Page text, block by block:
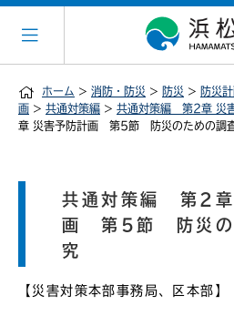
ホーム > 消防・防災 > 防災 > 防災
画 > 共通対策編 > 共通対策編 第2章 災
章 災害予防計画 第5節 防災のための調
共通対策編 第2章
画 第5節 防災の
究
【災害対策本部事務局、区本部】